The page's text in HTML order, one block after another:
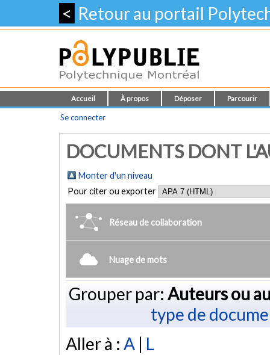
< Retour au portail
Accueil À propos Déposer Parcourir
Se connecter
DOCUMENTS DONT
Monter d'un niveau
Pour citer ou exporter
Réseau de collaboration
Nuage de mots
Grouper par: Auteurs ou
type de
Aller à : A | L